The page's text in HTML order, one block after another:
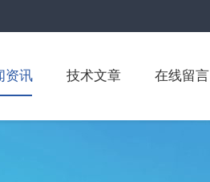
资讯 技术文章 在线留言